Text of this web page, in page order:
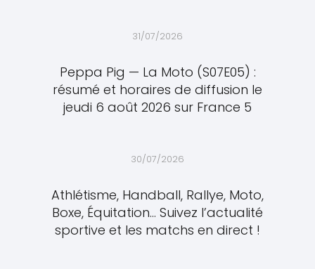
31/07/2026
Peppa Pig — La Moto (S07E05) :
résumé et horaires de diffusion le
jeudi 6 août 2026 sur France 5
30/07/2026
Athlétisme, Handball, Rallye, Moto,
Boxe, Équitation… Suivez l’actualité
sportive et les matchs en direct !